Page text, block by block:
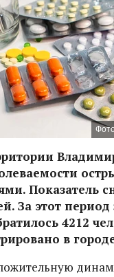
Показатель
За этот
4212
в